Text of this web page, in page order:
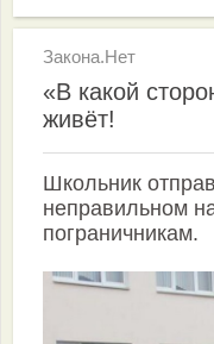
Закона.Нет
«В какой
живёт!
Школьник
неправильном
пограничникам.